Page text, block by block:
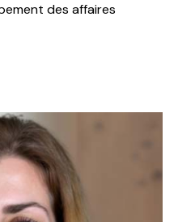
des affaires